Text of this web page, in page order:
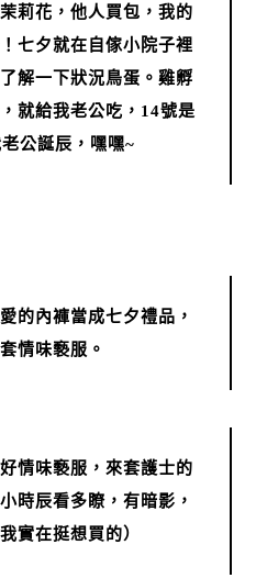
莉花，他人買包，我的
七夕就在自傢小院子裡
解一下狀況鳥蛋。雞孵
就給我老公吃，14號是
公誕辰，嘿嘿~
的內褲當成七夕禮品，
情味褻服。
情味褻服，來套護士的
時辰看多瞭，有暗影，
實在挺想買的）